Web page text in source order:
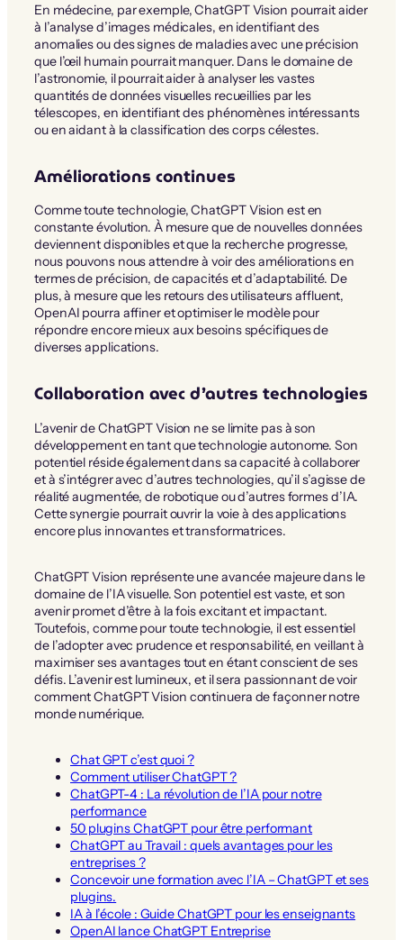
En médecine, par exemple, ChatGPT Vision pourrait aider
à l’analyse d’images médicales, en identifiant des
anomalies ou des signes de maladies avec une précision
que l’œil humain pourrait manquer. Dans le domaine de
l’astronomie, il pourrait aider à analyser les vastes
quantités de données visuelles recueillies par les
télescopes, en identifiant des phénomènes intéressants
ou en aidant à la classification des corps célestes.
Améliorations continues
Comme toute technologie, ChatGPT Vision est en
constante évolution. À mesure que de nouvelles données
deviennent disponibles et que la recherche progresse,
nous pouvons nous attendre à voir des améliorations en
termes de précision, de capacités et d’adaptabilité. De
plus, à mesure que les retours des utilisateurs affluent,
OpenAI pourra affiner et optimiser le modèle pour
répondre encore mieux aux besoins spécifiques de
diverses applications.
Collaboration avec d’autres technologies
L’avenir de ChatGPT Vision ne se limite pas à son
développement en tant que technologie autonome. Son
potentiel réside également dans sa capacité à collaborer
et à s’intégrer avec d’autres technologies, qu’il s’agisse de
réalité augmentée, de robotique ou d’autres formes d’IA.
Cette synergie pourrait ouvrir la voie à des applications
encore plus innovantes et transformatrices.
ChatGPT Vision représente une avancée majeure dans le
domaine de l’IA visuelle. Son potentiel est vaste, et son
avenir promet d’être à la fois excitant et impactant.
Toutefois, comme pour toute technologie, il est essentiel
de l’adopter avec prudence et responsabilité, en veillant à
maximiser ses avantages tout en étant conscient de ses
défis. L’avenir est lumineux, et il sera passionnant de voir
comment ChatGPT Vision continuera de façonner notre
monde numérique.
Chat GPT c’est quoi ?
Comment utiliser ChatGPT ?
ChatGPT-4 : La révolution de l’IA pour notre
performance
50 plugins ChatGPT pour être performant
ChatGPT au Travail : quels avantages pour les
entreprises ?
Concevoir une formation avec l’IA – ChatGPT et ses
plugins.
IA à l’école : Guide ChatGPT pour les enseignants
OpenAI lance ChatGPT Entreprise